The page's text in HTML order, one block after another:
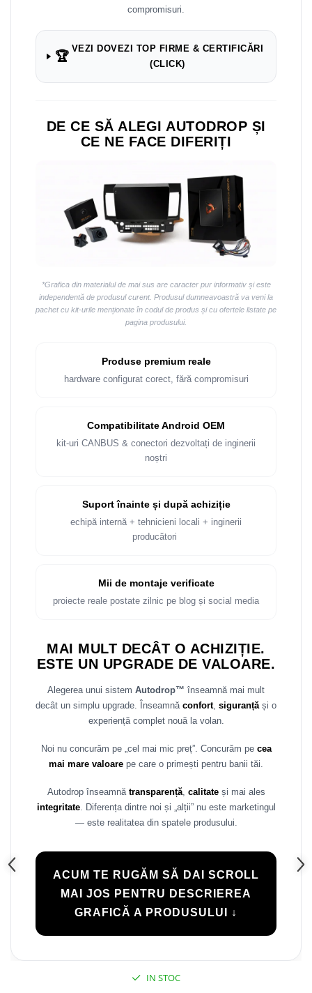
Navigații auto universale
Navigații auto universale
Navigații universale 2DIN
Rame adaptoare auto
Rame adaptoare auto
Rame adaptoare Volkswagen
Rame adaptoare Ford
Rame adaptoare M-Benz
Rame adaptoare Opel
Rame adaptoare Skoda
Rame adaptoare Dacia
Rame adaptoare BMW
Rame adaptoare Renault
Rame Adaptoare Porsche
Rame adaptoare Citroen
Rame adaptoare Daihatsu
Rame adaptoare Mazda
Rame adaptoare Kia
Rame adaptoare Alfa Romeo
Rame adaptoare Nissan
Rame adaptoare Fiat
Rame adaptoare Hyundai
Rame adaptoare Chevrolet
Rame adaptoare Mitsubishi
compromisuri.
🏆
VEZI DOVEZI TOP FIRME & CERTIFICĂRI
(CLICK)
DE CE SĂ ALEGI AUTODROP ȘI
CE NE FACE DIFERIȚI
*Grafica din materialul de mai sus are caracter pur informativ și este
independentă de produsul curent. Produsul dumneavoastră va veni la
pachet cu kit-urile menționate în codul de produs și cu ofertele listate pe
pagina produsului.
Produse premium reale
hardware configurat corect, fără compromisuri
Compatibilitate Android OEM
kit-uri CANBUS & conectori dezvoltați de inginerii
noștri
Suport înainte și după achiziție
echipă internă + tehnicieni locali + inginerii
producători
Mii de montaje verificate
proiecte reale postate zilnic pe blog și social media
MAI MULT DECÂT O ACHIZIȚIE.
ESTE UN UPGRADE DE VALOARE.
Alegerea unui sistem Autodrop™ înseamnă mai mult
decât un simplu upgrade. Înseamnă confort, siguranțăși o
experiență complet nouă la volan.
Noi nu concurăm pe „cel mai mic preț”. Concurăm pe cea
mai mare valoare pe care o primești pentru banii tăi.
Autodrop înseamnă transparență, calitateși mai ales
integritate. Diferența dintre noi și „alții” nu este marketingul
— este realitatea din spatele produsului.
ACUM TE RUGĂM SĂ DAI SCROLL
MAI JOS PENTRU DESCRIEREA
GRAFICĂ A PRODUSULUI ↓
IN STOC